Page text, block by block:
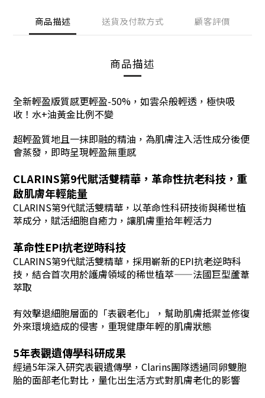
商品描述 送貨及付款方式 顧客評價
商品描述
全新輕盈版質感更輕盈-50%，如雲朵般輕透，極快吸
收！水+油黃金比例不變
超輕盈質地且一抹即融的精油，為肌膚注入活性成分後便
會蒸發，即時呈現輕盈無重感
CLARINS第9代賦活雙精華 ， 革命性抗老科技，重
啟肌膚年輕能量
CLARINS第9代賦活雙精華 ，以革命性科研技術與稀世植
萃成分，賦活細胞自癒力，讓肌膚重拾年輕活力
革命性EPI抗老逆時科技
CLARINS第9代賦活雙精華 ， 採用嶄新的EPI抗老逆時科
技，結合首次用於護膚領域的稀世植萃——法國巨型蘆葦
萃取
有效擊退細胞層面的「表觀老化」，幫助肌膚抵禦並修復
外來環境造成的侵害，重現健康年輕的肌膚狀態
5年表觀遺傳學科研成果
經過5年深入研究表觀遺傳學，Clarins團隊透過同卵雙胞
胎的面部老化對比，量化出生活方式對肌膚老化的影響